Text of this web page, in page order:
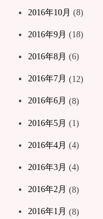
2016年10月 (8)
2016年9月 (18)
2016年8月 (6)
2016年7月 (12)
2016年6月 (8)
2016年5月 (1)
2016年4月 (4)
2016年3月 (4)
2016年2月 (8)
2016年1月 (8)